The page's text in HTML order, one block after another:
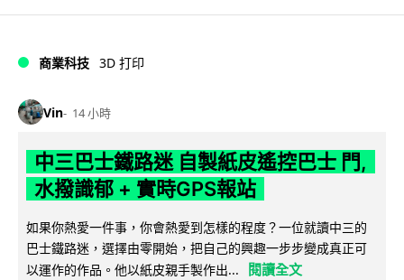
商業科技 3D 打印
Vin 14 小時
中三巴士鐵路迷 自製紙皮遙控巴士 門,
水撥識郁 + 實時GPS報站
如果你熱愛一件事，你會熱愛到怎樣的程度？一位就讀中三的
巴士鐵路迷，選擇由零開始，把自己的興趣一步步變成真正可
以運作的作品。他以紙皮親手製作出...
閱讀全文